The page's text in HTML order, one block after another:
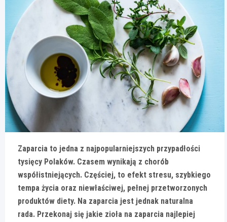
Zaparcia to jedna z najpopularniejszych przypadłości
tysięcy Polaków. Czasem wynikają z chorób
współistniejących. Częściej, to efekt stresu, szybkiego
tempa życia oraz niewłaściwej, pełnej przetworzonych
produktów diety. Na zaparcia jest jednak naturalna
rada. Przekonaj się jakie zioła na zaparcia najlepiej